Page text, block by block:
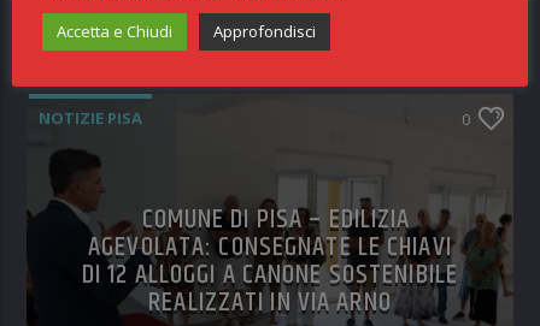
TI POTREBBE INTERESSARE ANCHE
NOTIZIE PISA 0
COMUNE DI PISA – EDILIZIA
AGEVOLATA: CONSEGNATE LE CHIAVI
DI 12 ALLOGGI A CANONE SOSTENIBILE
REALIZZATI IN VIA ARNO
Accetta e Chiudi Approfondisci